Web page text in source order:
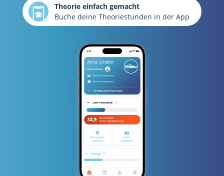
Theorie einfach gemacht
Buche deine Theoriestunden in der App